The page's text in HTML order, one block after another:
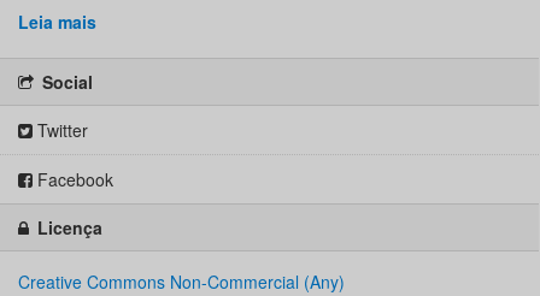
Leia mais
Social
Twitter
Facebook
Licença
Creative Commons Non-Commercial (Any)